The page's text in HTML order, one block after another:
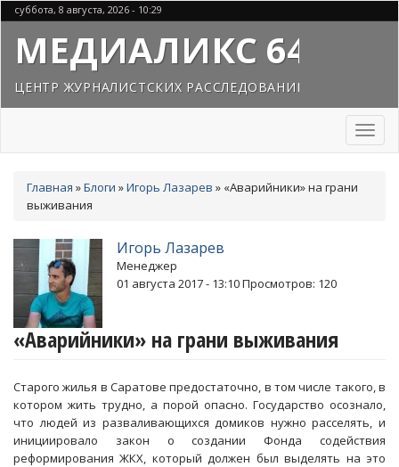
Перейти
к
основному
содержанию
суббота, 8 августа, 2026 - 10:29
МЕДИАЛИКС 64
ЦЕНТР ЖУРНАЛИСТСКИХ РАССЛЕДОВАНИЙ
Toggle
здесь
Главная »Блоги »Игорь Лазарев » «Аварийники» на грани
выживания
Игорь Лазарев
Менеджер
01 августа 2017 - 13:10Просмотров: 120
«Аварийники» на грани выживания
Старого жилья в Саратове предостаточно, в том числе такого, в
котором жить трудно, а порой опасно. Государство осознало,
что людей из разваливающихся домиков нужно расселять, и
инициировало закон о создании Фонда содействия
реформирования ЖКХ, который должен был выделять на это